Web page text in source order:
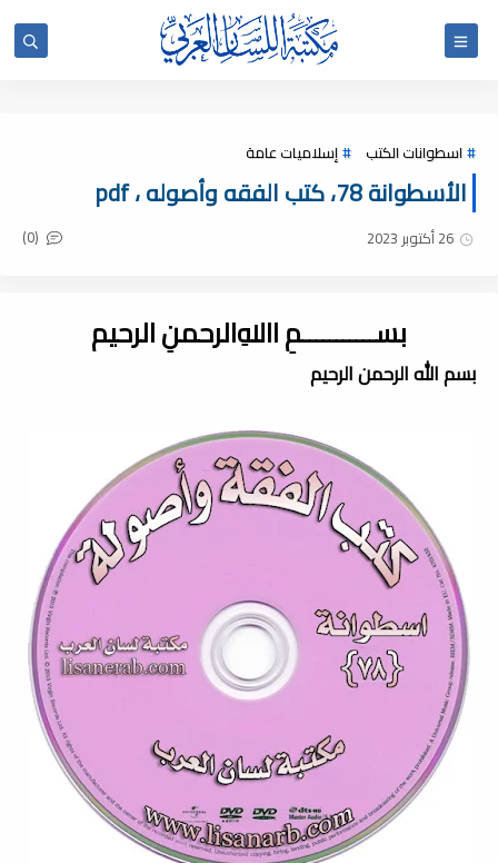
اسطوانات الكتب إسلاميات عامة
الأسطوانة 78، كتب الفقه وأصوله ، pdf
26 أكتوبر 2023 (0)
بســـــــــــمِ اﷲِالرحمنِ الرحيم
بسم الله الرحمن الرحيم